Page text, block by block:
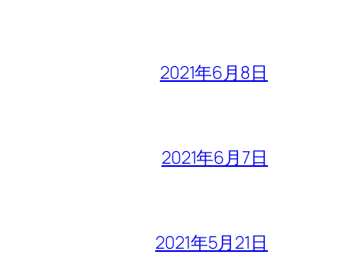
2021年6月8日
2021年6月7日
2021年5月21日